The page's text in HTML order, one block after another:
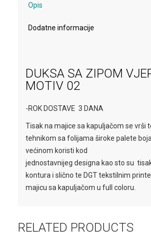
Opis
Dodatne informacije
DUKSA SA ZIPOM
MOTIV 02
-ROK DOSTAVE 3 DANA
Tisak na majice sa kapuljačom se vrši
tehnikom sa folijama široke palete
većinom koristi kod
jednostavnijeg designa kao sto su
kontura i slično te DGT tekstilnim
majicu sa kapuljačom u full coloru.
RELATED PRODUCTS